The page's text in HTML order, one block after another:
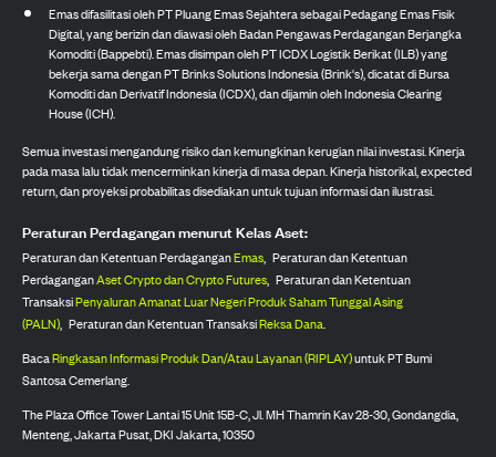
Emas difasilitasi oleh PT Pluang Emas Sejahtera sebagai Pedagang Emas Fisik
Digital, yang berizin dan diawasi oleh Badan Pengawas Perdagangan Berjangka
Komoditi (Bappebti). Emas disimpan oleh PT ICDX Logistik Berikat (ILB) yang
bekerja sama dengan PT Brinks Solutions Indonesia (Brink's), dicatat di Bursa
Komoditi dan Derivatif Indonesia (ICDX), dan dijamin oleh Indonesia Clearing
House (ICH).
Semua investasi mengandung risiko dan kemungkinan kerugian nilai investasi. Kinerja
pada masa lalu tidak mencerminkan kinerja di masa depan. Kinerja historikal, expected
return, dan proyeksi probabilitas disediakan untuk tujuan informasi dan ilustrasi.
Peraturan Perdagangan menurut Kelas Aset:
Peraturan dan Ketentuan PerdaganganEmas, Peraturan dan Ketentuan
PerdaganganAset Crypto dan Crypto Futures, Peraturan dan Ketentuan
TransaksiPenyaluran Amanat Luar Negeri Produk Saham Tunggal Asing
(PALN), Peraturan dan Ketentuan TransaksiReksa Dana.
BacaRingkasan Informasi Produk Dan/Atau Layanan (RIPLAY)untuk PT Bumi
Santosa Cemerlang.
The Plaza Office Tower Lantai 15 Unit 15B-C, Jl. MH Thamrin Kav 28-30, Gondangdia,
Menteng, Jakarta Pusat, DKI Jakarta, 10350